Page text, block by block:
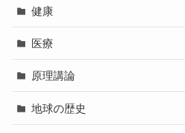
健康
医療
原理講論
地球の歴史